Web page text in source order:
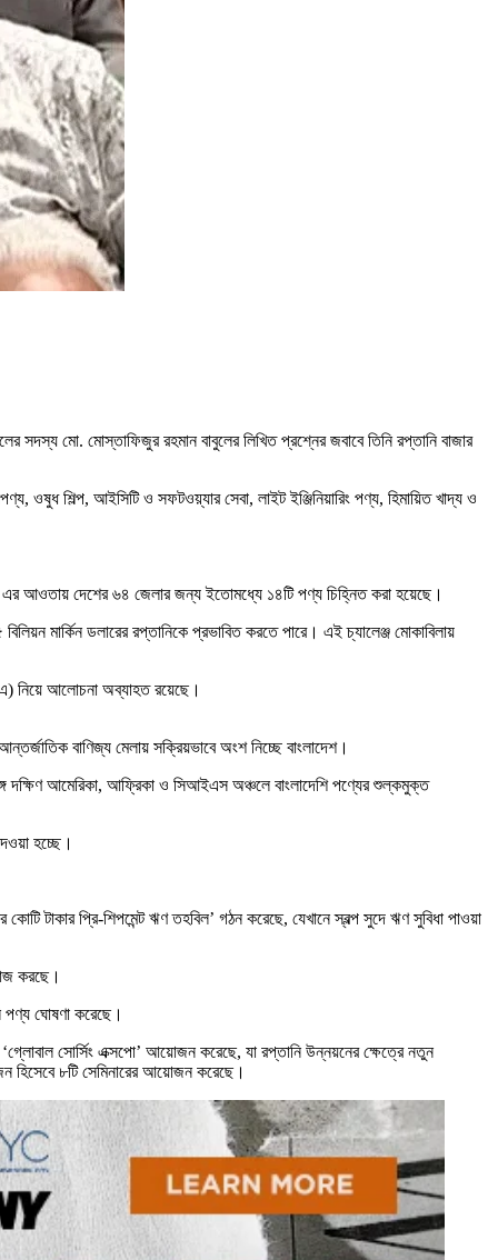
সদস্য মো. মোস্তাফিজুর রহমান বাবুলের লিখিত প্রশ্নের জবাবে তিনি রপ্তানি বাজার
শিল্প, আইসিটি ও সফটওয়্যার সেবা, লাইট ইঞ্জিনিয়ারিং পণ্য, হিমায়িত খাদ্য ও
এর আওতায় দেশের ৬৪ জেলার জন্য ইতোমধ্যে ১৪টি পণ্য চিহ্নিত করা হয়েছে।
মার্কিন ডলারের রপ্তানিকে প্রভাবিত করতে পারে। এই চ্যালেঞ্জ মোকাবিলায়
নিয়ে আলোচনা অব্যাহত রয়েছে।
বাণিজ্য মেলায় সক্রিয়ভাবে অংশ নিচ্ছে বাংলাদেশ।
দক্ষিণ আমেরিকা, আফ্রিকা ও সিআইএস অঞ্চলে বাংলাদেশি পণ্যের শুল্কমুক্ত
হচ্ছে।
টাকার প্রি-শিপমেন্ট ঋণ তহবিল’ গঠন করেছে, যেখানে স্বল্প সুদে ঋণ সুবিধা পাওয়া
করছে।
পণ্য ঘোষণা করেছে।
সোর্সিং এক্সপো’ আয়োজন করেছে, যা রপ্তানি উন্নয়নের ক্ষেত্রে নতুন
হিসেবে ৮টি সেমিনারের আয়োজন করেছে।